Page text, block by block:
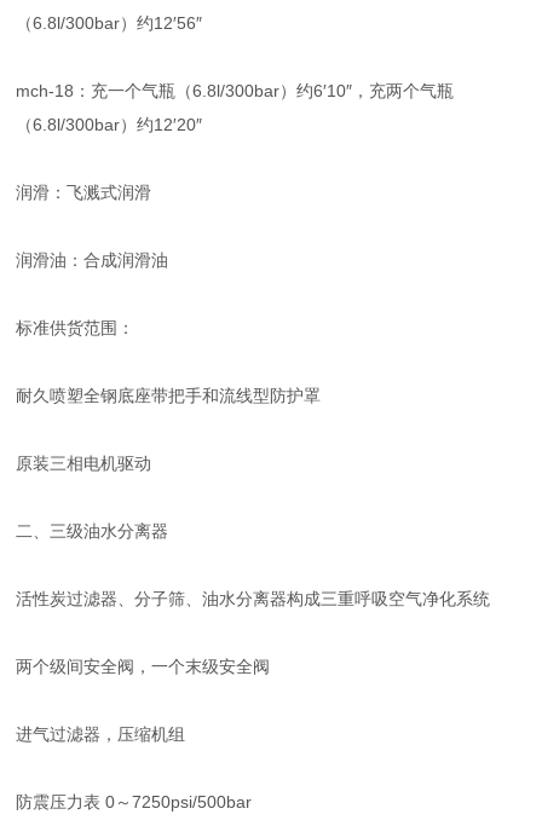
（6.8l/300bar）约12′56″
mch-18：充一个气瓶（6.8l/300bar）约6′10″，充两个气瓶
（6.8l/300bar）约12′20″
润滑：飞溅式润滑
润滑油：合成润滑油
标准供货范围：
耐久喷塑全钢底座带把手和流线型防护罩
原装三相电机驱动
二、三级油水分离器
活性炭过滤器、分子筛、油水分离器构成三重呼吸空气净化系统
两个级间安全阀，一个末级安全阀
进气过滤器，压缩机组
防震压力表 0～7250psi/500bar